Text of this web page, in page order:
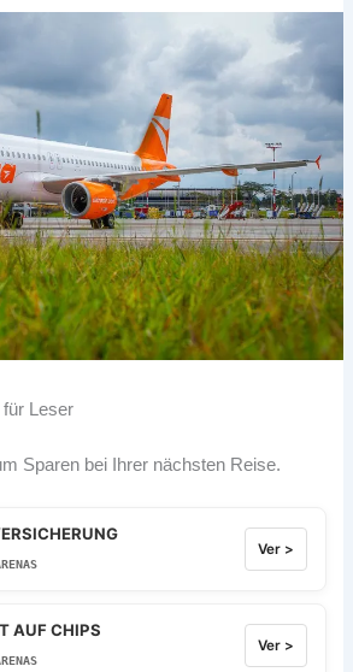
Leser
Sparen bei Ihrer nächsten Reise.
Ver >
AUF CHIPS
Ver >